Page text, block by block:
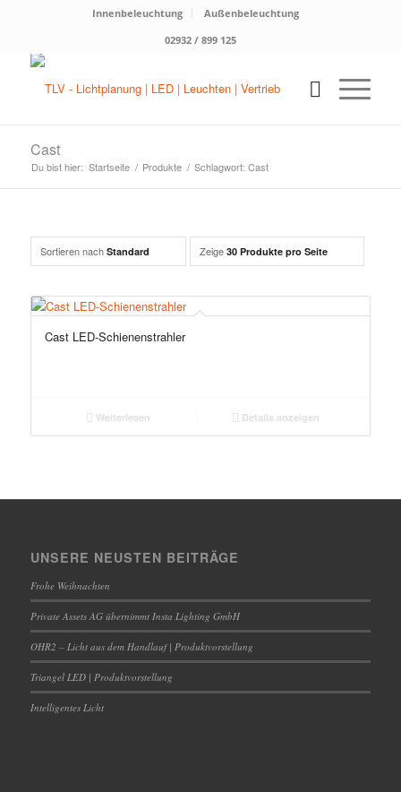
Innenbeleuchtung
Außenbeleuchtung
02932 / 899 125
Cast
Du bist hier: Startseite / Produkte / Schlagwort: Cast
Sortieren nach Standard Zeige 30 Produkte pro Seite
Cast LED-Schienenstrahler
Weiterlesen Details anzeigen
UNSERE NEUSTEN BEITRÄGE
Frohe Weihnachten
Private Assets AG übernimmt Insta Lighting GmbH
OHR2 – Licht aus dem Handlauf | Produktvorstellung
Triangel LED | Produktvorstellung
Intelligentes Licht